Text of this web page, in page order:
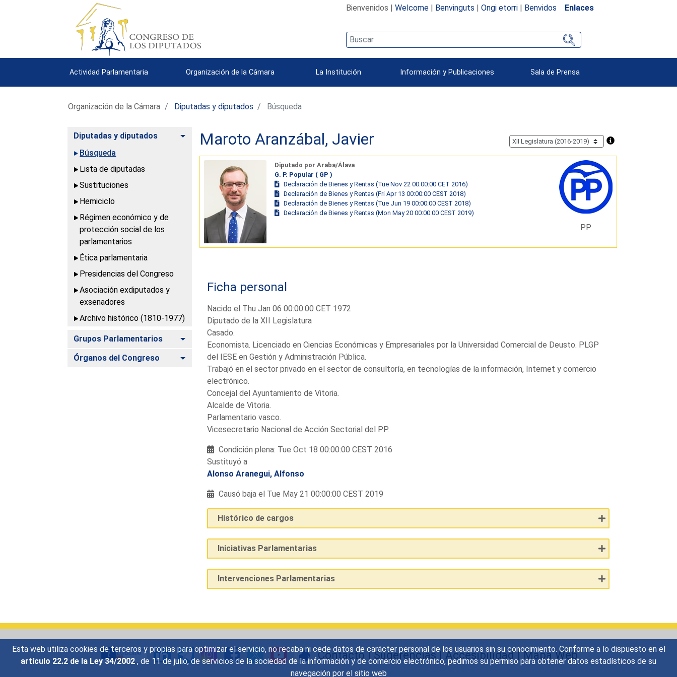
Esta web utiliza cookies de terceros y propias para optimizar el servicio, no recaba ni cede datos de carácter personal de los usuarios sin su conocimiento. Conforme a lo dispuesto en el
artículo 22.2 de la Ley 34/2002 , de 11 de julio, de servicios de la sociedad de la información y de comercio electrónico, pedimos su permiso para obtener datos estadísticos de su
navegación por el sitio web
Bienvenidos | Welcome| Benvinguts | Ongi etorri| Benvidos Enlaces
Actividad Parlamentaria Organización de la Cámara La Institución Información y Publicaciones Sala de Prensa
Organización de la Cámara Diputadas y diputados Búsqueda
Diputadas y diputados
Alternar
Búsqueda
Lista de diputadas
Sustituciones
Hemiciclo
Régimen económico y de
protección social de los
parlamentarios
Ética parlamentaria
Presidencias del Congreso
Asociación exdiputados y
exsenadores
Archivo histórico (1810-1977)
Grupos Parlamentarios Alternar
Órganos del Congreso Alternar
Maroto Aranzábal, Javier
Diputado por Araba/Álava
G. P. Popular ( GP )
Declaración de Bienes y Rentas (Tue Nov 22 00:00:00 CET 2016)
Declaración de Bienes y Rentas (Fri Apr 13 00:00:00 CEST 2018)
Declaración de Bienes y Rentas (Tue Jun 19 00:00:00 CEST 2018)
Declaración de Bienes y Rentas (Mon May 20 00:00:00 CEST 2019)
PP
Ficha personal
Nacido el Thu Jan 06 00:00:00 CET 1972
Diputado de la XII Legislatura
Casado.
Economista. Licenciado en Ciencias Económicas y Empresariales por la Universidad Comercial de Deusto. PLGP
del IESE en Gestión y Administración Pública.
Trabajó en el sector privado en el sector de consultoría, en tecnologías de la información, Internet y comercio
electrónico.
Concejal del Ayuntamiento de Vitoria.
Alcalde de Vitoria.
Parlamentario vasco.
Vicesecretario Nacional de Acción Sectorial del PP.
Condición plena: Tue Oct 18 00:00:00 CEST 2016
Sustituyó a
Alonso Aranegui, Alfonso
Causó baja el Tue May 21 00:00:00 CEST 2019
Histórico de cargos
Iniciativas Parlamentarias
Intervenciones Parlamentarias
Contacto|Sugerencias|Accesibilidad|Mapa Web